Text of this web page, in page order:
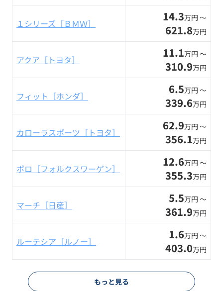
１シリーズ［ＢＭＷ］ 14.3万円 〜
621.8万円
アクア［トヨタ］ 11.1万円 〜
310.9万円
フィット［ホンダ］ 6.5万円 〜
339.6万円
カローラスポーツ［トヨタ］ 62.9万円 〜
356.1万円
ポロ［フォルクスワーゲン］ 12.6万円 〜
355.3万円
マーチ［日産］ 5.5万円 〜
361.9万円
ルーテシア［ルノー］ 1.6万円 〜
403.0万円
もっと見る